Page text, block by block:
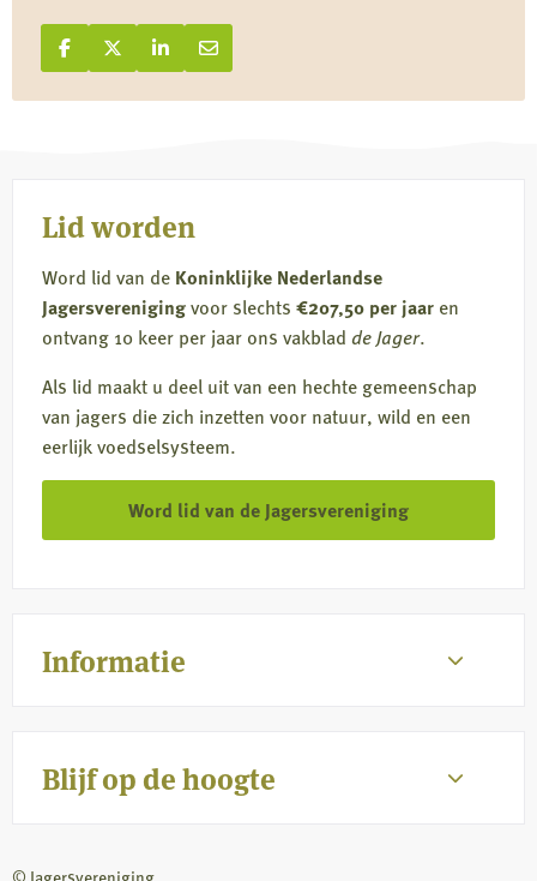
Deel op Facebook
Deel
op
Deel op X
Deel
op
Deel op LinkedIn
Deel
op
Deel via e-mail
Deel
via
Informatie
Lid worden
Word lid van de Koninklijke Nederlandse
Jagersverenigingvoor slechts €207,50 per jaar en
ontvang 10 keer per jaar ons vakblad de Jager.
Als lid maakt u deel uit van een hechte gemeenschap
van jagers die zich inzetten voor natuur, wild en een
eerlijk voedselsysteem.
Word lid van de Jagersvereniging
Blijf op de hoogte